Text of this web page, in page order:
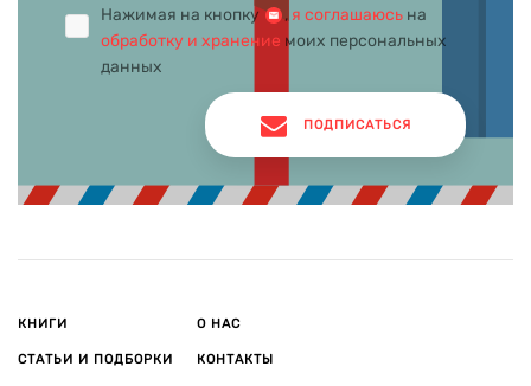
Нажимая на кнопку , я соглашаюсь на
обработку и хранение моих персональных
данных
ПОДПИСАТЬСЯ
КНИГИ
СТАТЬИ И ПОДБОРКИ
О НАС
КОНТАКТЫ